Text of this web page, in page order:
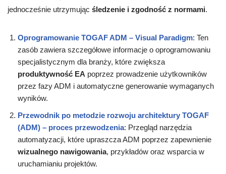
jednocześnie utrzymując śledzenie i zgodność z normami.
Oprogramowanie TOGAF ADM – Visual Paradigm: Ten
zasób zawiera szczegółowe informacje o oprogramowaniu
specjalistycznym dla branży, które zwiększa
produktywność EA poprzez prowadzenie użytkowników
przez fazy ADM i automatyczne generowanie wymaganych
wyników.
Przewodnik po metodzie rozwoju architektury TOGAF
(ADM) – proces przewodzenia: Przegląd narzędzia
automatyzacji, które upraszcza ADM poprzez zapewnienie
wizualnego nawigowania, przykładów oraz wsparcia w
uruchamianiu projektów.